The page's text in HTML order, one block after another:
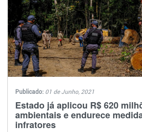
Publicado: 01 de Junho, 2021
Estado já aplicou R$ 620
ambientais e endurece
infratores